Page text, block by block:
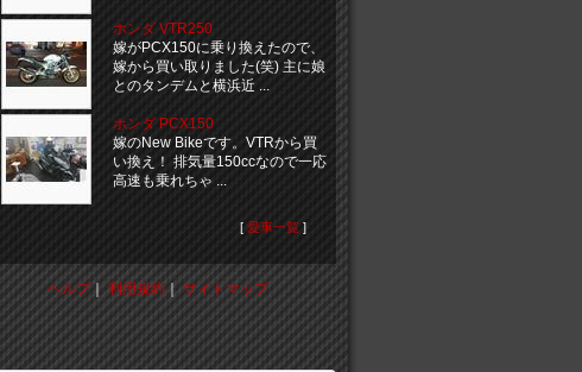
ホンダ VTR250
嫁がPCX150に乗り換えたので、
嫁から買い取りました(笑) 主に娘
とのタンデムと横浜近 ...
ホンダ PCX150
嫁のNew Bikeです。VTRから買
い換え！ 排気量150ccなので一応
高速も乗れちゃ ...
[ 愛車一覧 ]
ヘルプ｜利用規約 ｜サイトマップ